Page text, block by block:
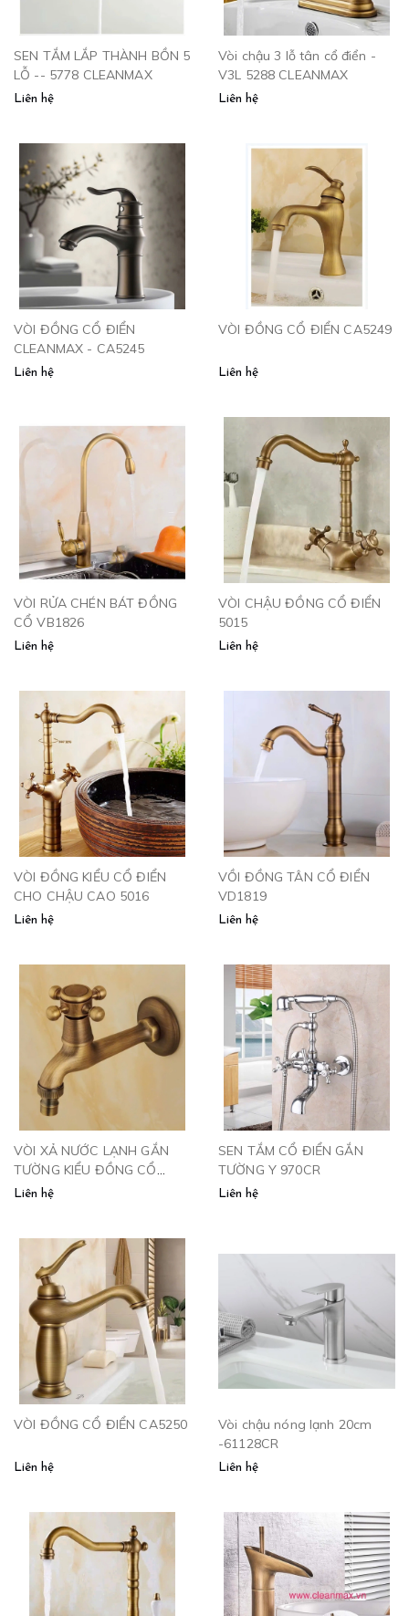
SEN TẮM LẮP THÀNH BỒN 5
LỖ -- 5778 CLEANMAX
Liên hệ
Vòi chậu 3 lỗ tân cổ điển -
V3L 5288 CLEANMAX
Liên hệ
VÒI ĐỒNG CỔ ĐIỂN
CLEANMAX - CA5245
Liên hệ
VÒI ĐỒNG CỔ ĐIỂN CA5249
Liên hệ
VÒI RỬA CHÉN BÁT ĐỒNG
CỔ VB1826
Liên hệ
VÒI CHẬU ĐỒNG CỔ ĐIỂN
5015
Liên hệ
VÒI ĐỒNG KIỂU CỔ ĐIỂN
CHO CHẬU CAO 5016
Liên hệ
VỒI ĐỒNG TÂN CỔ ĐIỂN
VD1819
Liên hệ
VÒI XẢ NƯỚC LẠNH GẮN
TƯỜNG KIỂU ĐỒNG CỔ
V115
Liên hệ
SEN TẮM CỔ ĐIỂN GẮN
TƯỜNG Y 970CR
Liên hệ
VÒI ĐỒNG CỔ ĐIỂN CA5250
Liên hệ
Vòi chậu nóng lạnh 20cm
-61128CR
Liên hệ